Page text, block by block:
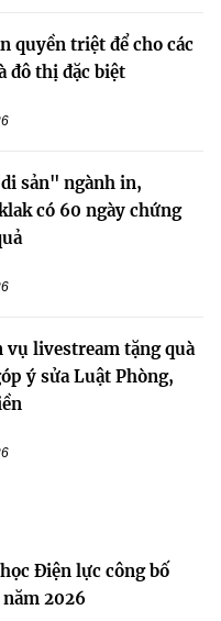
quyền triệt để cho các
đô thị đặc biệt
sản" ngành in,
có 60 ngày chứng
vụ livestream tặng quà
ý sửa Luật Phòng,
Điện lực công bố
2026